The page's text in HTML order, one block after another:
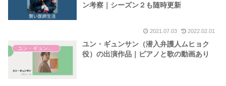
ン考察｜シーズン２も随時更新
2021.07.03 2022.02.01
ユン・ギュンサン（潜入弁護人ムヒョク
役）の出演作品｜ピアノと歌の動画あり